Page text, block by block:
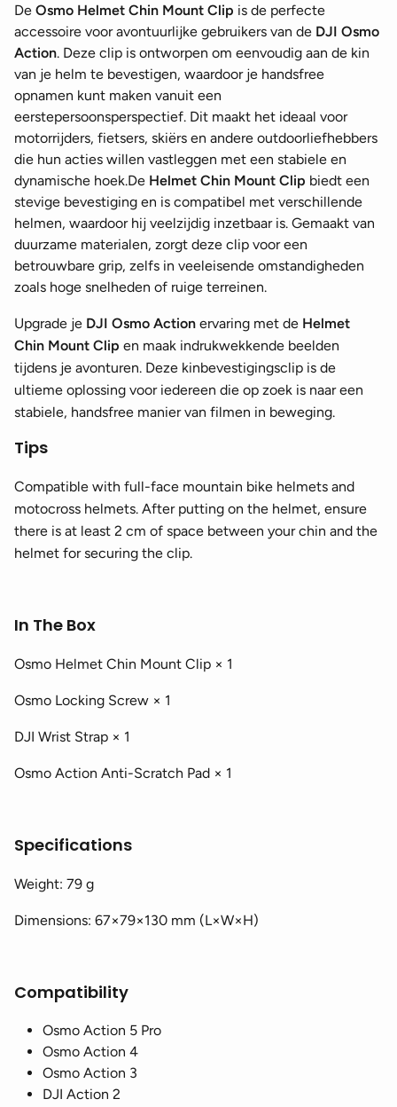
De Osmo Helmet Chin Mount Clip is de perfecte
accessoire voor avontuurlijke gebruikers van de DJI Osmo
Action. Deze clip is ontworpen om eenvoudig aan de kin
van je helm te bevestigen, waardoor je handsfree
opnamen kunt maken vanuit een
eerstepersoonsperspectief. Dit maakt het ideaal voor
motorrijders, fietsers, skiërs en andere outdoorliefhebbers
die hun acties willen vastleggen met een stabiele en
dynamische hoek.De Helmet Chin Mount Clip biedt een
stevige bevestiging en is compatibel met verschillende
helmen, waardoor hij veelzijdig inzetbaar is. Gemaakt van
duurzame materialen, zorgt deze clip voor een
betrouwbare grip, zelfs in veeleisende omstandigheden
zoals hoge snelheden of ruige terreinen.
Upgrade je DJI Osmo Action ervaring met de Helmet
Chin Mount Clip en maak indrukwekkende beelden
tijdens je avonturen. Deze kinbevestigingsclip is de
ultieme oplossing voor iedereen die op zoek is naar een
stabiele, handsfree manier van filmen in beweging.
Tips
Compatible with full-face mountain bike helmets and
motocross helmets. After putting on the helmet, ensure
there is at least 2 cm of space between your chin and the
helmet for securing the clip.
In The Box
Osmo Helmet Chin Mount Clip × 1
Osmo Locking Screw × 1
DJI Wrist Strap × 1
Osmo Action Anti-Scratch Pad × 1
Specifications
Weight: 79 g
Dimensions: 67×79×130 mm (L×W×H)
Compatibility
Osmo Action 5 Pro
Osmo Action 4
Osmo Action 3
DJI Action 2